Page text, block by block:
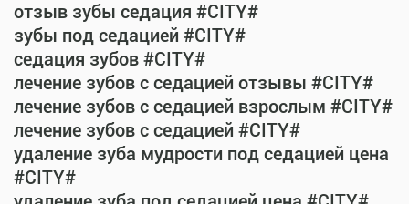
отзыв зубы седация #CITY#
зубы под седацией #CITY#
седация зубов #CITY#
лечение зубов с седацией отзывы #CITY#
лечение зубов с седацией взрослым #CITY#
лечение зубов с седацией #CITY#
удаление зуба мудрости под седацией цена
#CITY#